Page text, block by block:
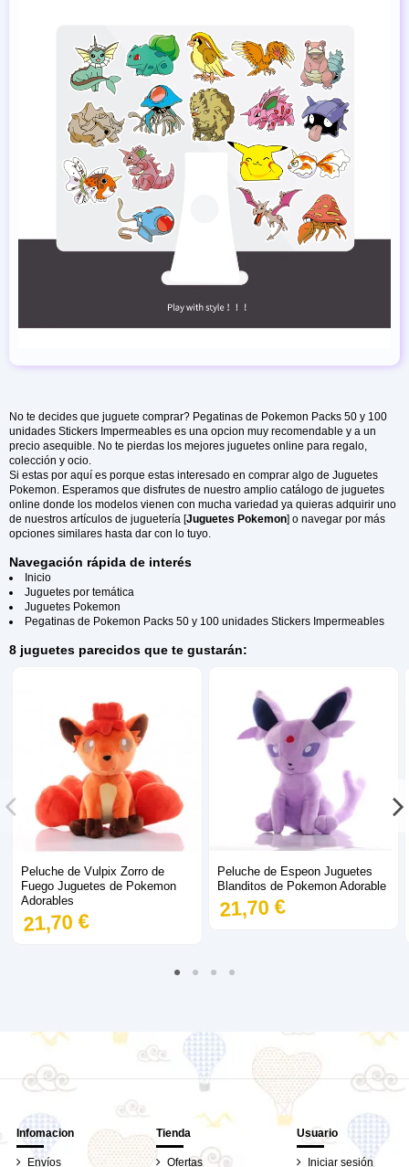
No te decides que juguete comprar? Pegatinas de Pokemon Packs 50 y 100
unidades Stickers Impermeables es una opcion muy recomendable y a un
precio asequible. No te pierdas los mejores juguetes online para regalo,
colección y ocio.
Si estas por aquí es porque estas interesado en comprar algo de Juguetes
Pokemon. Esperamos que disfrutes de nuestro amplio catálogo de juguetes
online donde los modelos vienen con mucha variedad ya quieras adquirir uno
de nuestros artículos de juguetería [Juguetes Pokemon] o navegar por más
opciones similares hasta dar con lo tuyo.
Navegación rápida de interés
Inicio
Juguetes por temática
Juguetes Pokemon
Pegatinas de Pokemon Packs 50 y 100 unidades Stickers Impermeables
8 juguetes parecidos que te gustarán:
Peluche de Vulpix Zorro de
Fuego Juguetes de Pokemon
Adorables
21,70 €
Peluche de Espeon Juguetes
Blanditos de Pokemon Adorable
21,70 €
Infomacion
Envíos
Tienda
Ofertas
Usuario
Iniciar sesión